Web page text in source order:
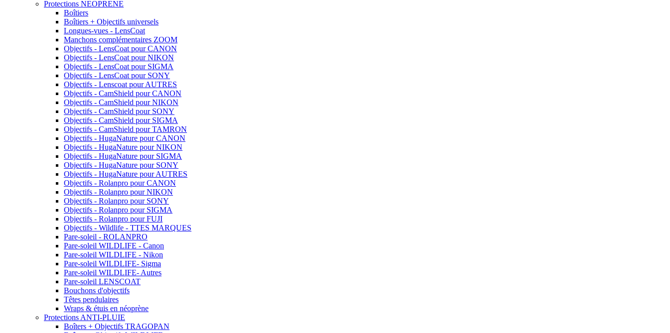
Protections NEOPRENE
Boîtiers
Boîtiers + Objectifs universels
Longues-vues - LensCoat
Manchons complémentaires ZOOM
Objectifs - LensCoat pour CANON
Objectifs - LensCoat pour NIKON
Objectifs - LensCoat pour SIGMA
Objectifs - LensCoat pour SONY
Objectifs - Lenscoat pour AUTRES
Objectifs - CamShield pour CANON
Objectifs - CamShield pour NIKON
Objectifs - CamShield pour SONY
Objectifs - CamShield pour SIGMA
Objectifs - CamShield pour TAMRON
Objectifs - HugaNature pour CANON
Objectifs - HugaNature pour NIKON
Objectifs - HugaNature pour SIGMA
Objectifs - HugaNature pour SONY
Objectifs - HugaNature pour AUTRES
Objectifs - Rolanpro pour CANON
Objectifs - Rolanpro pour NIKON
Objectifs - Rolanpro pour SONY
Objectifs - Rolanpro pour SIGMA
Objectifs - Rolanpro pour FUJI
Objectifs - Wildlife - TTES MARQUES
Pare-soleil - ROLANPRO
Pare-soleil WILDLIFE - Canon
Pare-soleil WILDLIFE - Nikon
Pare-soleil WILDLIFE- Sigma
Pare-soleil WILDLIFE- Autres
Pare-soleil LENSCOAT
Bouchons d'objectifs
Têtes pendulaires
Wraps & étuis en néoprène
Protections ANTI-PLUIE
Boîters + Objectifs TRAGOPAN